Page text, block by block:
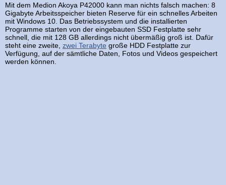
Mit dem Medion Akoya P42000 kann man nichts falsch machen: 8
Gigabyte Arbeitsspeicher bieten Reserve für ein schnelles Arbeiten
mit Windows 10. Das Betriebssystem und die installierten
Programme starten von der eingebauten SSD Festplatte sehr
schnell, die mit 128 GB allerdings nicht übermäßig groß ist. Dafür
steht eine zweite, zwei Terabyte große HDD Festplatte zur
Verfügung, auf der sämtliche Daten, Fotos und Videos gespeichert
werden können.